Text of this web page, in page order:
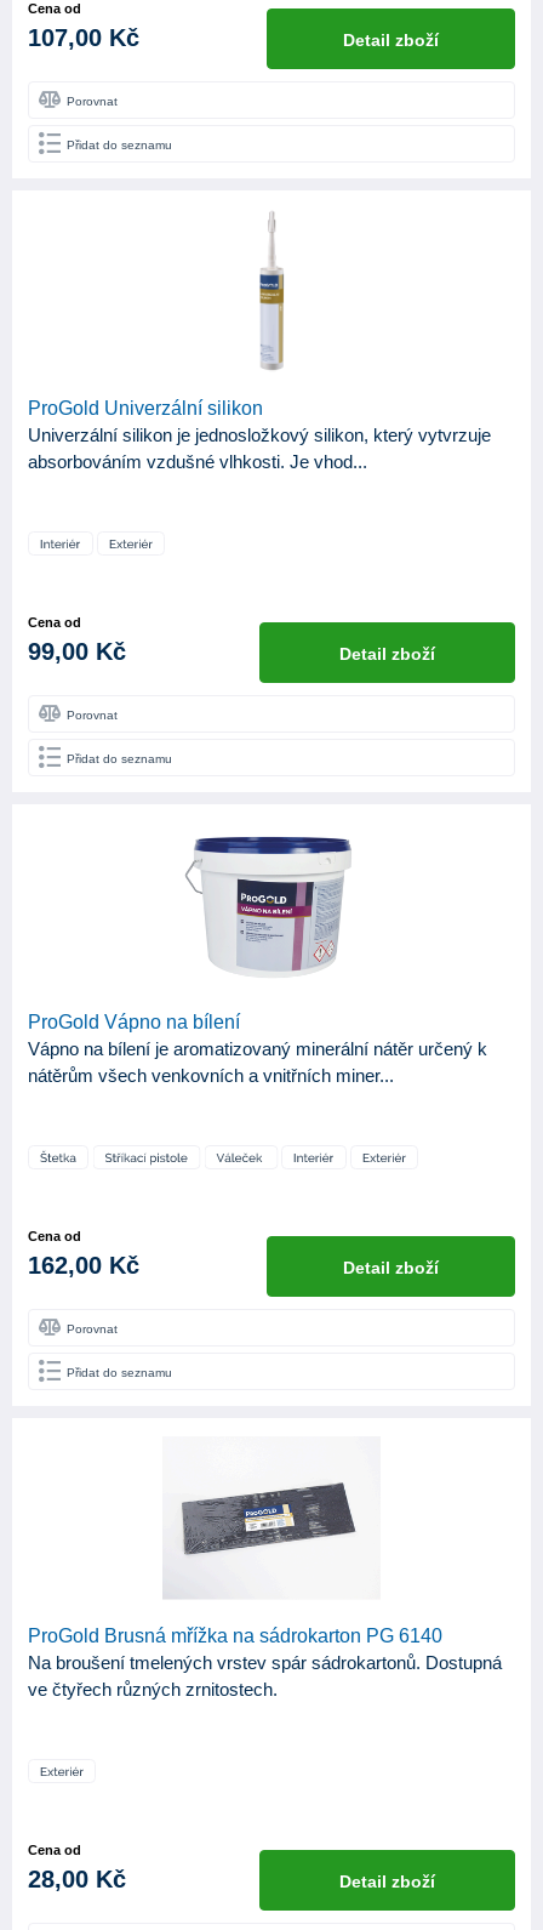
Cena od
107,00 Kč Detail zboží
Porovnat
Přidat do seznamu
ProGold Univerzální silikon
Univerzální silikon je jednosložkový silikon, který vytvrzuje
absorbováním vzdušné vlhkosti. Je vhod...
Cena od
99,00 Kč Detail zboží
Porovnat
Přidat do seznamu
ProGold Vápno na bílení
Vápno na bílení je aromatizovaný minerální nátěr určený k
nátěrům všech venkovních a vnitřních miner...
Cena od
162,00 Kč Detail zboží
Porovnat
Přidat do seznamu
ProGold Brusná mřížka na sádrokarton PG 6140
Na broušení tmelených vrstev spár sádrokartonů. Dostupná
ve čtyřech různých zrnitostech.
Cena od
28,00 Kč Detail zboží